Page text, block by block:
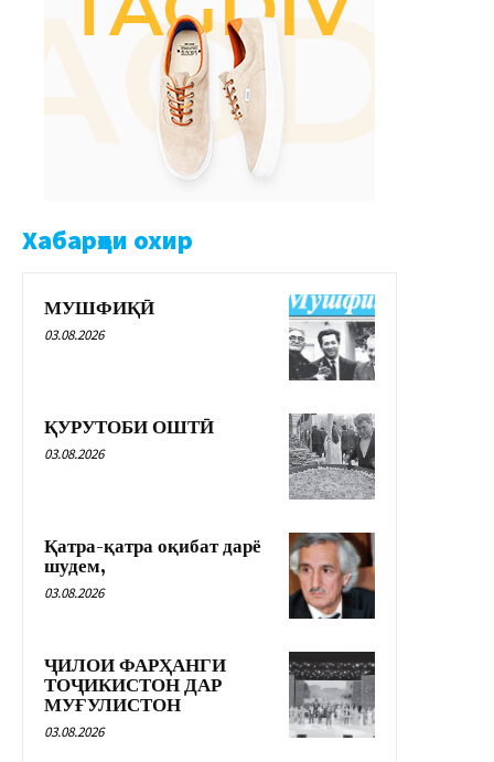
Хабарҳои охир
МУШФИҚӢ
03.08.2026
ҚУРУТОБИ ОШТӢ
03.08.2026
Қатра-қатра оқибат дарё
шудем,
03.08.2026
ҶИЛОИ ФАРҲАНГИ
ТОҶИКИСТОН ДАР
МУҒУЛИСТОН
03.08.2026